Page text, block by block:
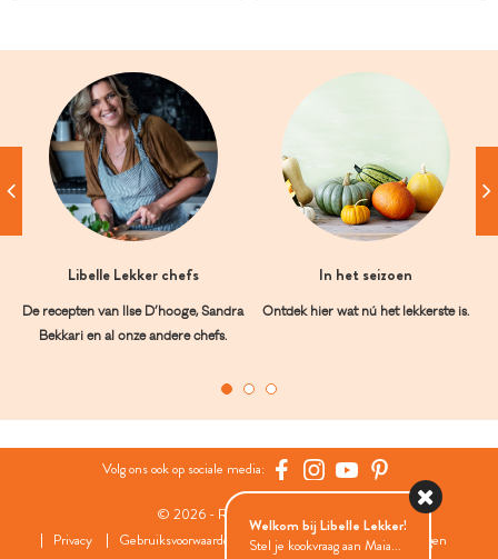
Libelle Lekker chefs
De recepten van Ilse D’hooge, Sandra
Bekkari en al onze andere chefs.
In het seizoen
Ontdek hier wat nú het lekkerste is.
Volg ons ook op sociale media:
© 2026 - Roularta Media Group
Privacy
Gebruiksvoorwaarden Cookies Cookies instellingen
Welkom bij Libelle Lekker!
Stel je kookvraag aan Maia...